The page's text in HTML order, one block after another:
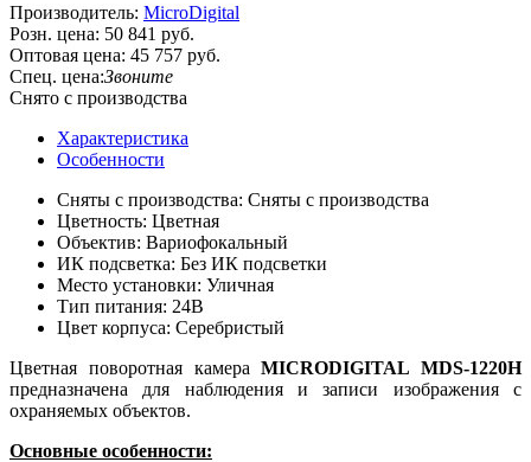
Производитель: MicroDigital
Розн. цена: 50 841 руб.
Оптовая цена: 45 757 руб.
Спец. цена:Звоните
Снято с производства
Характеристика
Особенности
Сняты с производства: Сняты с производства
Цветность: Цветная
Объектив: Вариофокальный
ИК подсветка: Без ИК подсветки
Место установки: Уличная
Тип питания: 24В
Цвет корпуса: Серебристый
Цветная поворотная камераMICRODIGITAL MDS-1220H
предназначена для наблюдения и записи изображения с
охраняемых объектов.
Основные особенности: